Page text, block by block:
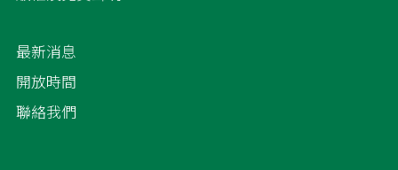
最新消息
開放時間
聯絡我們